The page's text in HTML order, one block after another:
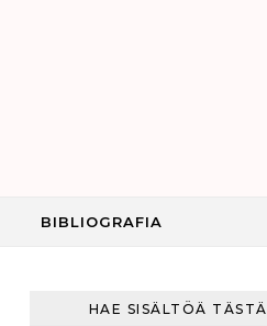
BIBLIOGRAFIA
HAE SISÄLTÖÄ TÄSTÄ